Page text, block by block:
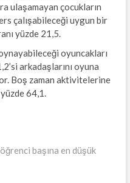
ulaşamayan çocukların
çalışabileceği uygun bir
yüzde 21,5.
oyuncakları
arkadaşlarını oyuna
Boş zaman aktivitelerine
64,1.
başına en düşük